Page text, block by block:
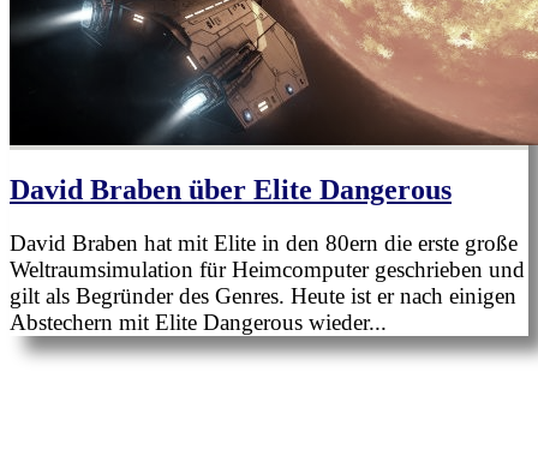
David Braben über Elite Dangerous
David Braben hat mit Elite in den 80ern die erste große
Weltraumsimulation für Heimcomputer geschrieben und
gilt als Begründer des Genres. Heute ist er nach einigen
Abstechern mit Elite Dangerous wieder...